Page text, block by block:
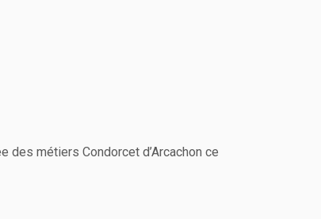
des métiers Condorcet d’Arcachon ce